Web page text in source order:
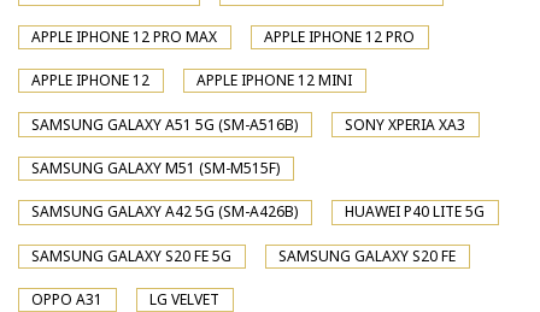
APPLE IPHONE 12 PRO MAX APPLE IPHONE 12 PRO
APPLE IPHONE 12 APPLE IPHONE 12 MINI
SAMSUNG GALAXY A51 5G (SM-A516B) SONY XPERIA XA3
SAMSUNG GALAXY M51 (SM-M515F)
SAMSUNG GALAXY A42 5G (SM-A426B) HUAWEI P40 LITE 5G
SAMSUNG GALAXY S20 FE 5G SAMSUNG GALAXY S20 FE
OPPO A31 LG VELVET